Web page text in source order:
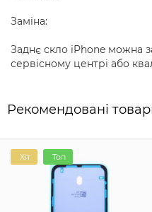
Заміна:
Заднє скло iPhone можна
сервісному центрі або
Рекомендовані
Хіт Топ